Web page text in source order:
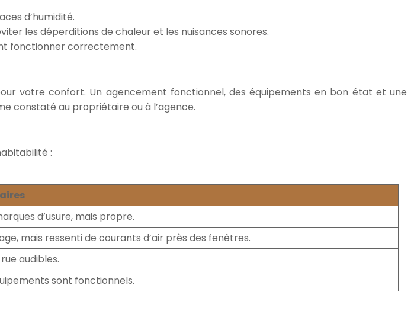
d’humidité.
les déperditions de chaleur et les nuisances sonores.
fonctionner correctement.
votre confort. Un agencement fonctionnel, des équipements en bon état et une
constaté au propriétaire ou à l’agence.
:
d’usure, mais propre.
mais ressenti de courants d’air près des fenêtres.
audibles.
sont fonctionnels.